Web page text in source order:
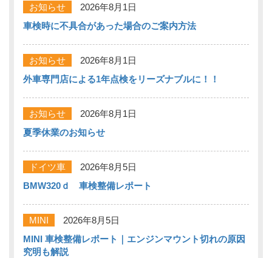
お知らせ
2026年8月1日
車検時に不具合があった場合のご案内方法
お知らせ
2026年8月1日
外車専門店による1年点検をリーズナブルに！！
お知らせ
2026年8月1日
夏季休業のお知らせ
ドイツ車
2026年8月5日
BMW320ｄ 車検整備レポート
MINI
2026年8月5日
MINI 車検整備レポート｜エンジンマウント切れの原因
究明も解説